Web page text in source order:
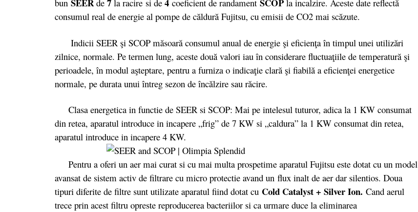
bun SEERde 7 la racire si de 4 coeficient de randament SCOPla incalzire. Aceste date reflectă
consumul real de energie al pompe de căldură Fujitsu, cu emisii de CO2 mai scăzute.
Indicii SEER şi SCOP măsoară consumul anual de energie şi eficienţa în timpul unei utilizări
zilnice, normale. Pe termen lung, aceste două valori iau în considerare fluctuaţiile de temperatură şi
perioadele, în modul aşteptare, pentru a furniza o indicaţie clară şi fiabilă a eficienţei energetice
normale, pe durata unui întreg sezon de încălzire sau răcire.
Clasa energetica in functie de SEER si SCOP: Mai pe intelesul tuturor, adica la 1 KW consumat
din retea, aparatul introduce in incapere „frig” de 7 KW si „caldura” la 1 KW consumat din retea,
aparatul introduce in incapere 4 KW.
Pentru a oferi un aer mai curat si cu mai multa prospetime aparatul Fujitsu este dotat cu un model
avansat de sistem activ de filtrare cu micro protectie avand un flux inalt de aer dar silentios. Doua
tipuri diferite de filtre sunt utilizate aparatul fiind dotat cu Cold Catalyst + Silver Ion. Cand aerul
trece prin acest filtru opreste reproducerea bacteriilor si ca urmare duce la eliminarea